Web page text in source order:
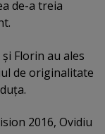
de-a treia
Florin au ales
de originalitate
2016, Ovidiu